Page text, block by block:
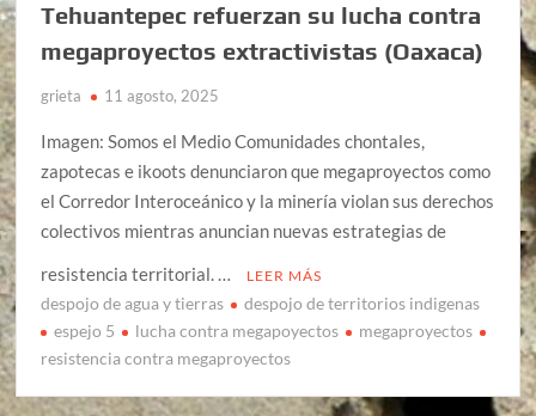
Tehuantepec refuerzan su lucha contra
megaproyectos extractivistas (Oaxaca)
grieta 11 agosto, 2025
Imagen: Somos el Medio Comunidades chontales,
zapotecas e ikoots denunciaron que megaproyectos como
el Corredor Interoceánico y la minería violan sus derechos
colectivos mientras anuncian nuevas estrategias de
resistencia territorial. …
LEER MÁS
despojo de agua y tierras
despojo de territorios indigenas
espejo 5
lucha contra megapoyectos
megaproyectos
resistencia contra megaproyectos